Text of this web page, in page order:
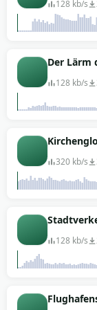
128 kb/s
Der Lärm
128 kb/s
320 kb/s
128 kb/s